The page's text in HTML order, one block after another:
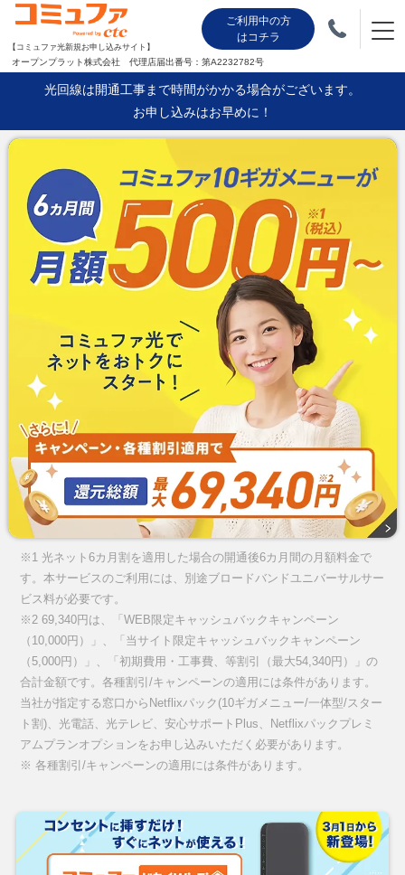
【コミュファ光新規お申し込みサイト】
ご利用中の方
はコチラ
オープンプラット株式会社 代理店届出番号：第A2232782号
光回線は開通工事まで時間がかかる場合がございます。
お申し込みはお早めに！
※1 光ネット6カ月割を適用した場合の開通後6カ月間の月額料金で
す。本サービスのご利用には、別途ブロードバンドユニバーサルサー
ビス料が必要です。
※2 69,340円は、「WEB限定キャッシュバックキャンペーン
（10,000円）」、「当サイト限定キャッシュバックキャンペーン
（5,000円）」、「初期費用・工事費、等割引（最大54,340円）」の
合計金額です。各種割引/キャンペーンの適用には条件があります。
当社が指定する窓口からNetflixパック(10ギガメニュー/一体型/スター
ト割)、光電話、光テレビ、安心サポートPlus、Netflixパックプレミ
アムプランオプションをお申し込みいただく必要があります。
※ 各種割引/キャンペーンの適用には条件があります。